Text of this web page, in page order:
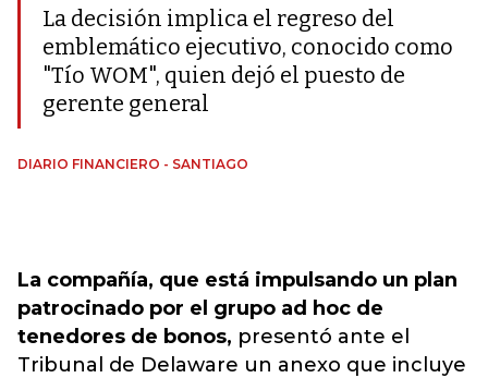
La decisión implica el regreso del
emblemático ejecutivo, conocido como
"Tío WOM", quien dejó el puesto de
gerente general
DIARIO FINANCIERO - SANTIAGO
La compañía, que está impulsando un plan
patrocinado por el grupo ad hoc de
tenedores de bonos, presentó ante el
Tribunal de Delaware un anexo que incluye